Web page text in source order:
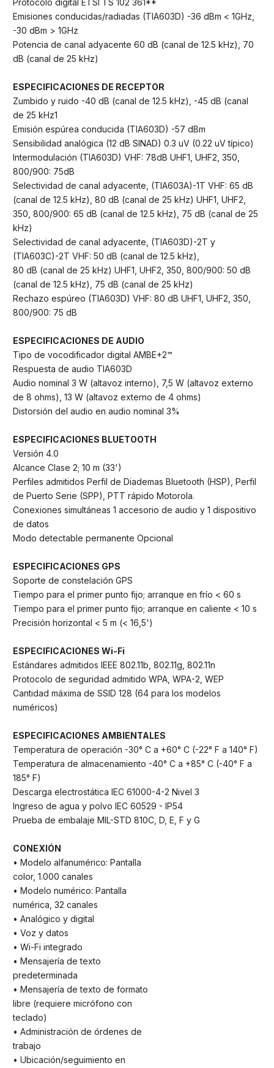
Protocolo digital ETSI TS 102 361**
Emisiones conducidas/radiadas (TIA603D) -36 dBm < 1GHz,
-30 dBm > 1GHz
Potencia de canal adyacente 60 dB (canal de 12.5 kHz), 70
dB (canal de 25 kHz)
ESPECIFICACIONES DE RECEPTOR
Zumbido y ruido -40 dB (canal de 12.5 kHz), -45 dB (canal
de 25 kHz1
Emisión espúrea conducida (TIA603D) -57 dBm
Sensibilidad analógica (12 dB SINAD) 0.3 uV (0.22 uV típico)
Intermodulación (TIA603D) VHF: 78dB UHF1, UHF2, 350,
800/900: 75dB
Selectividad de canal adyacente, (TIA603A)-1T VHF: 65 dB
(canal de 12.5 kHz), 80 dB (canal de 25 kHz) UHF1, UHF2,
350, 800/900: 65 dB (canal de 12.5 kHz), 75 dB (canal de 25
kHz)
Selectividad de canal adyacente, (TIA603D)-2T y
(TIA603C)-2T VHF: 50 dB (canal de 12.5 kHz),
80 dB (canal de 25 kHz) UHF1, UHF2, 350, 800/900: 50 dB
(canal de 12.5 kHz), 75 dB (canal de 25 kHz)
Rechazo espúreo (TIA603D) VHF: 80 dB UHF1, UHF2, 350,
800/900: 75 dB
ESPECIFICACIONES DE AUDIO
Tipo de vocodificador digital AMBE+2™
Respuesta de audio TIA603D
Audio nominal 3 W (altavoz interno), 7,5 W (altavoz externo
de 8 ohms), 13 W (altavoz externo de 4 ohms)
Distorsión del audio en audio nominal 3%
ESPECIFICACIONES BLUETOOTH
Versión 4.0
Alcance Clase 2; 10 m (33')
Perfiles admitidos Perfil de Diademas Bluetooth (HSP), Perfil
de Puerto Serie (SPP), PTT rápido Motorola.
Conexiones simultáneas 1 accesorio de audio y 1 dispositivo
de datos
Modo detectable permanente Opcional
ESPECIFICACIONES GPS
Soporte de constelación GPS
Tiempo para el primer punto fijo; arranque en frío < 60 s
Tiempo para el primer punto fijo; arranque en caliente < 10 s
Precisión horizontal < 5 m (< 16,5')
ESPECIFICACIONES Wi-Fi
Estándares admitidos IEEE 802.11b, 802.11g, 802.11n
Protocolo de seguridad admitido WPA, WPA-2, WEP
Cantidad máxima de SSID 128 (64 para los modelos
numéricos)
ESPECIFICACIONES AMBIENTALES
Temperatura de operación -30° C a +60° C (-22° F a 140° F)
Temperatura de almacenamiento -40° C a +85° C (-40° F a
185° F)
Descarga electrostática IEC 61000-4-2 Nivel 3
Ingreso de agua y polvo IEC 60529 - IP54
Prueba de embalaje MIL-STD 810C, D, E, F y G
CONEXIÓN
• Modelo alfanumérico: Pantalla
color, 1.000 canales
• Modelo numérico: Pantalla
numérica, 32 canales
• Analógico y digital
• Voz y datos
• Wi-Fi integrado
• Mensajería de texto
predeterminada
• Mensajería de texto de formato
libre (requiere micrófono con
teclado)
• Administración de órdenes de
trabajo
• Ubicación/seguimiento en